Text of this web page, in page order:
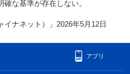
な基準が存在しない。
イナネット）」2026年5月12日
アプリ